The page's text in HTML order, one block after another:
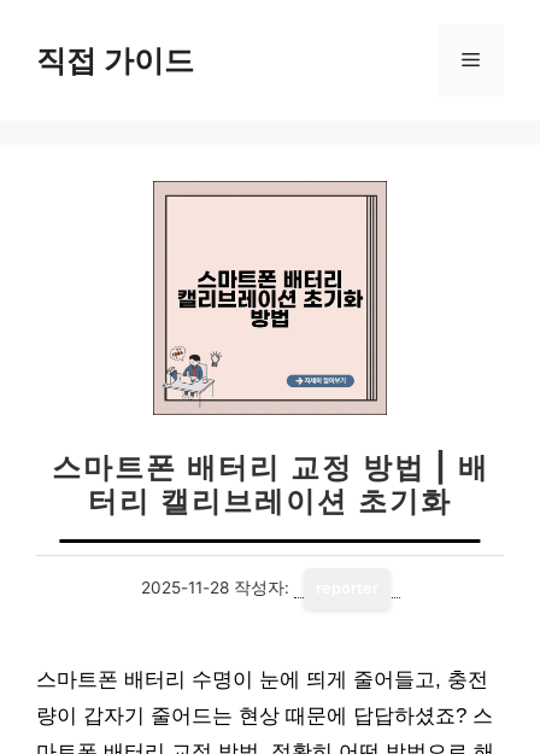
직접 가이드 메
스마트폰 배터리 교정 방법 | 배
터리 캘리브레이션 초기화
2025-11-28 작성자:
스마트폰 배터리 수명이 눈에 띄게 줄어들고, 충전
량이 갑자기 줄어드는 현상 때문에 답답하셨죠? 스